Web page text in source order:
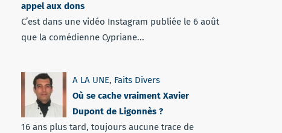
appel aux dons
C’est dans une vidéo Instagram publiée le 6 août
que la comédienne Cypriane...
A LA UNE, Faits Divers
Où se cache vraiment Xavier
Dupont de Ligonnès ?
16 ans plus tard, toujours aucune trace de